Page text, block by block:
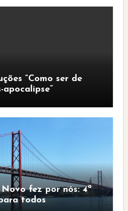
“Como ser de
apocalipse”
fez por nós: 4ª
todos